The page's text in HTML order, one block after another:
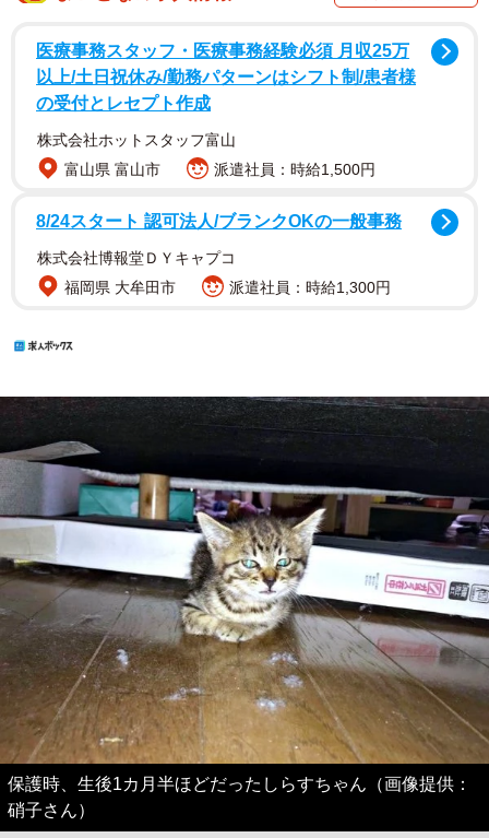
医療事務スタッフ・医療事務経験必須 月収25万
以上/土日祝休み/勤務パターンはシフト制/患者様
の受付とレセプト作成
株式会社ホットスタッフ富山
富山県 富山市
派遣社員：時給1,500円
8/24スタート 認可法人/ブランクOKの一般事務
株式会社博報堂ＤＹキャプコ
福岡県 大牟田市
派遣社員：時給1,300円
保護時、生後1カ月半ほどだったしらすちゃん（画像提供：
硝子さん）